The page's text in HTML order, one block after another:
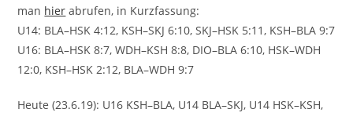
man hier abrufen, in Kurzfassung:
U14: BLA–HSK 4:12, KSH–SKJ 6:10, SKJ–HSK 5:11, KSH–BLA 9:7
U16: BLA–HSK 8:7, WDH–KSH 8:8, DIO–BLA 6:10, HSK–WDH
12:0, KSH–HSK 2:12, BLA–WDH 9:7
Heute (23.6.19): U16 KSH–BLA, U14 BLA–SKJ, U14 HSK–KSH,